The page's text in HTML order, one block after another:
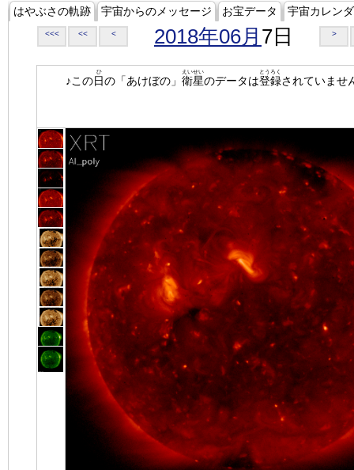
はやぶさの軌跡 宇宙からのメッセージ お宝データ 宇宙カレン
<<< << < 2018年06月 7日 >
♪この日
ひ
の「あけぼの」 衛星
えいせい
のデータは登録
とうろく
されていませ